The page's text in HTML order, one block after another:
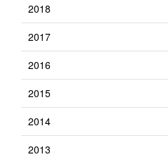
2018
2017
2016
2015
2014
2013